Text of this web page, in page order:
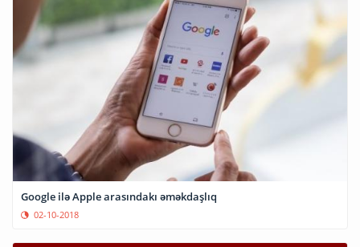
Google ilə Apple arasındakı əməkdaşlıq
02-10-2018